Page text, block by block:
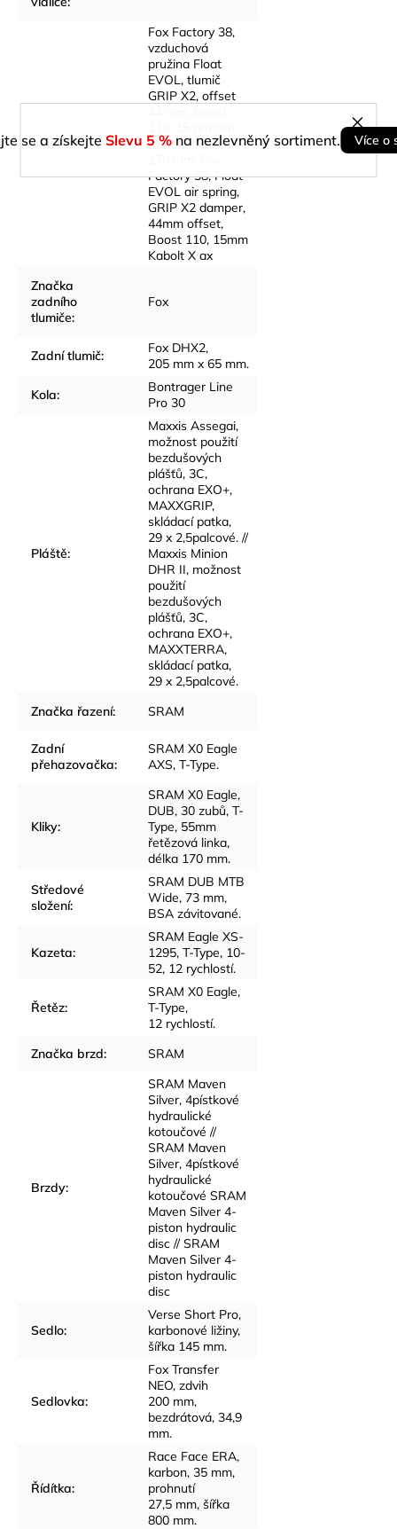
se a získejte Slevu 5 % na nezlevněný sortiment. Více o
Vidlice:
Fox Factory 38,
vzduchová
pružina Float
EVOL, tlumič
GRIP X2, offset
Kabolt X, zdvih
Factory 38, Float
EVOL air spring,
GRIP X2 damper,
44mm offset,
Boost 110, 15mm
Kabolt X ax
Značka
zadního
tlumiče:
Fox
Zadní tlumič:
Fox DHX2,
205 mm x 65 mm.
Kola:
Bontrager Line
Pro 30
Pláště:
Maxxis Assegai,
možnost použití
bezdušových
plášťů, 3C,
ochrana EXO+,
MAXXGRIP,
skládací patka,
29 x 2,5palcové. //
Maxxis Minion
DHR II, možnost
použití
bezdušových
plášťů, 3C,
ochrana EXO+,
MAXXTERRA,
skládací patka,
29 x 2,5palcové.
Značka řazení: SRAM
Zadní
přehazovačka:
SRAM X0 Eagle
AXS, T-Type.
Kliky:
SRAM X0 Eagle,
DUB, 30 zubů, T-
Type, 55mm
řetězová linka,
délka 170 mm.
Středové
složení:
SRAM DUB MTB
Wide, 73 mm,
BSA závitované.
Kazeta:
SRAM Eagle XS-
1295, T-Type, 10-
52, 12 rychlostí.
Řetěz:
SRAM X0 Eagle,
T-Type,
12 rychlostí.
Značka brzd: SRAM
Brzdy:
SRAM Maven
Silver, 4pístkové
hydraulické
kotoučové //
SRAM Maven
Silver, 4pístkové
hydraulické
kotoučové SRAM
Maven Silver 4-
piston hydraulic
disc // SRAM
Maven Silver 4-
piston hydraulic
disc
Sedlo:
Verse Short Pro,
karbonové ližiny,
šířka 145 mm.
Sedlovka:
Fox Transfer
NEO, zdvih
200 mm,
bezdrátová, 34,9
mm.
Řídítka:
Race Face ERA,
karbon, 35 mm,
prohnutí
27,5 mm, šířka
800 mm.